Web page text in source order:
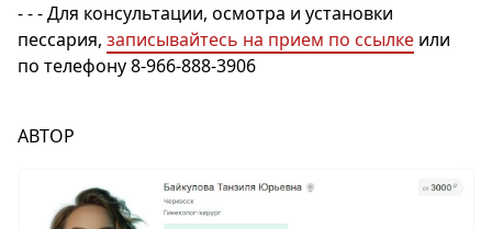
- - - Для консультации, осмотра и установки
пессария, записывайтесь на прием по ссылке или
по телефону 8-966-888-3906
АВТОР